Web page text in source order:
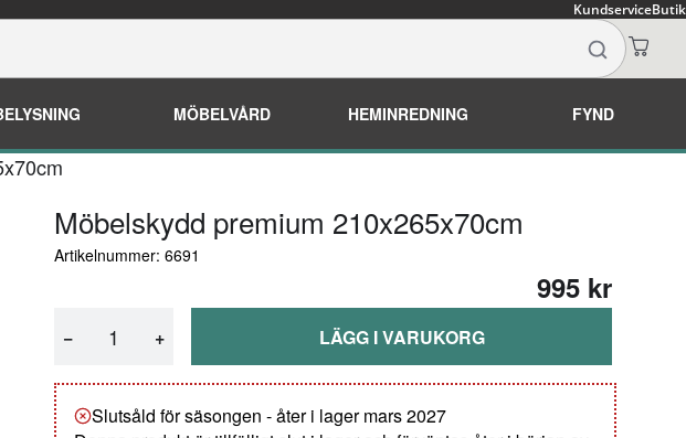
KundserviceButik
MÖBELVÅRD HEMINREDNING FYND
Möbelskydd premium 210x265x70cm
Artikelnummer: 6691
995 kr
− + LÄGG I VARUKORG
Slutsåld för säsongen - åter i lager mars 2027